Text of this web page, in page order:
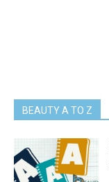
BEAUTY A TO Z